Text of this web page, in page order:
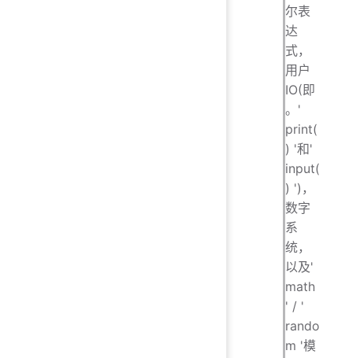
尔表
达
式，
用户
IO(即
。'
print(
) '和'
input(
) ')，
数字
系
统，
以及'
math
' / '
rando
m '模